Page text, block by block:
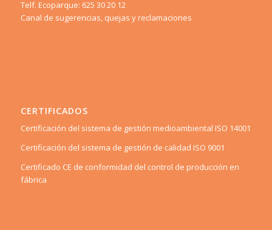
Telf. Ecoparque: 625 30 20 12
Canal de sugerencias, quejas y reclamaciones
CERTIFICADOS
Certificación del sistema de gestión medioambiental ISO 14001
Certificación del sistema de gestión de calidad ISO 9001
Certificado CE de conformidad del control de producción en
fábrica